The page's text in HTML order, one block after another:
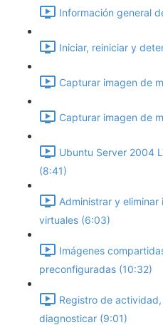
Información general
Iniciar, reiniciar y
Capturar imagen de
Capturar imagen de
Ubuntu Server 2004
(8:41)
Administrar y
virtuales (6:03)
Imágenes
preconfiguradas (10:32)
Registro de
diagnosticar (9:01)